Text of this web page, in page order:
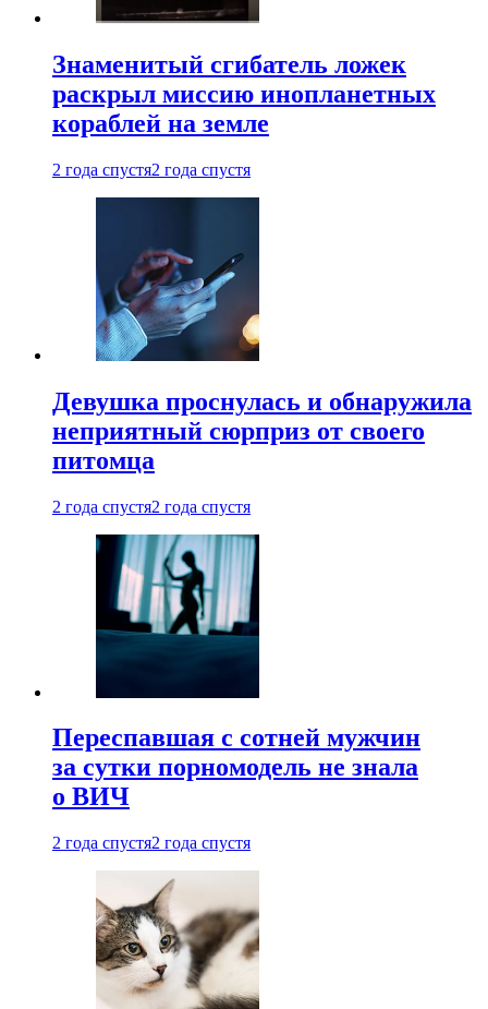
Знаменитый сгибатель ложек
раскрыл миссию инопланетных
кораблей на земле
2 года спустя2 года спустя
Девушка проснулась и обнаружила
неприятный сюрприз от своего
питомца
2 года спустя2 года спустя
Переспавшая с сотней мужчин
за сутки порномодель не знала
о ВИЧ
2 года спустя2 года спустя